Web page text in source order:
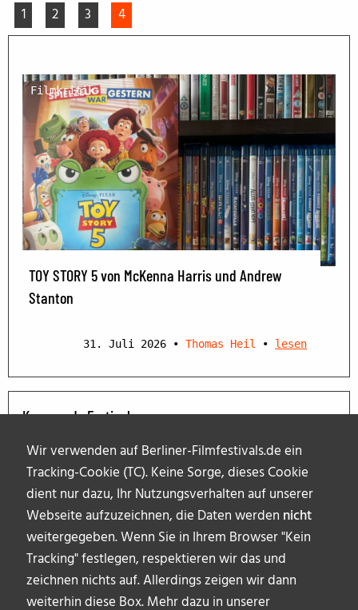
Wir verwenden auf Berliner-Filmfestivals.de ein
Tracking-Cookie (TC). Keine Sorge, dieses Cookie
dient nur dazu, Ihr Nutzungsverhalten auf unserer
Webseite aufzuzeichnen, die Daten werden nicht
weitergegeben. Wenn Sie in Ihrem Browser "Kein
Tracking" festlegen, respektieren wir das und
zeichnen nichts auf. Allerdings zeigen wir dann
weiterhin diese Box. Mehr dazu in unserer
1 2 3 4
Filmkritik
TOY STORY 5 von McKenna Harris und Andrew
Stanton
31. Juli 2026 • Thomas Heil • lesen
Kommende Festivals